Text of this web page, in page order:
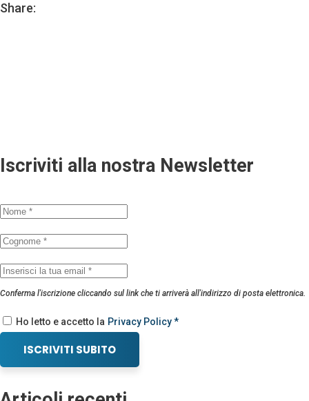
Share:
Iscriviti alla nostra Newsletter
Conferma l'iscrizione cliccando sul link che ti arriverà all'indirizzo di posta elettronica.
Ho letto e accetto la Privacy Policy *
ISCRIVITI SUBITO